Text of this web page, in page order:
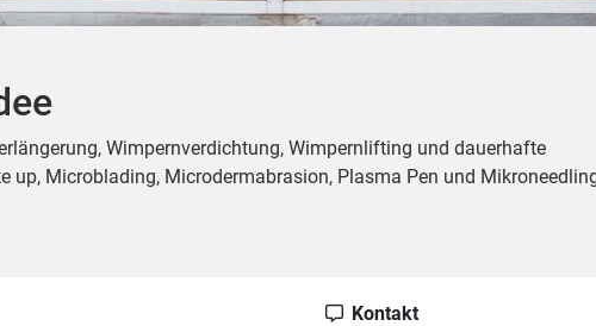
Wimpernverdichtung, Wimpernlifting und dauerhafte
up, Microblading, Microdermabrasion, Plasma Pen und
Kontakt